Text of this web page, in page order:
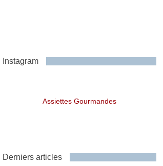
Instagram
Assiettes Gourmandes
Derniers articles